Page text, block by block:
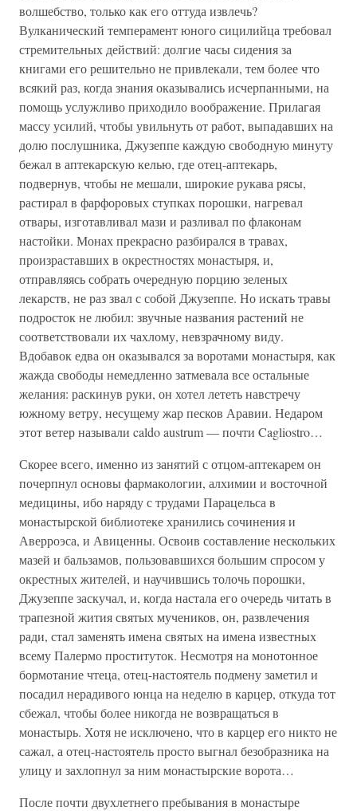
волшебство, только как его оттуда извлечь?
Вулканический темперамент юного сицилийца требовал
стремительных действий: долгие часы сидения за
книгами его решительно не привлекали, тем более что
всякий раз, когда знания оказывались исчерпанными, на
помощь услужливо приходило воображение. Прилагая
массу усилий, чтобы увильнуть от работ, выпадавших на
долю послушника, Джузеппе каждую свободную минуту
бежал в аптекарскую келью, где отец-аптекарь,
подвернув, чтобы не мешали, широкие рукава рясы,
растирал в фарфоровых ступках порошки, нагревал
отвары, изготавливал мази и разливал по флаконам
настойки. Монах прекрасно разбирался в травах,
произраставших в окрестностях монастыря, и,
отправляясь собрать очередную порцию зеленых
лекарств, не раз звал с собой Джузеппе. Но искать травы
подросток не любил: звучные названия растений не
соответствовали их чахлому, невзрачному виду.
Вдобавок едва он оказывался за воротами монастыря, как
жажда свободы немедленно затмевала все остальные
желания: раскинув руки, он хотел лететь навстречу
южному ветру, несущему жар песков Аравии. Недаром
этот ветер называли caldo austrum — почти Cagliostro…
Скорее всего, именно из занятий с отцом-аптекарем он
почерпнул основы фармакологии, алхимии и восточной
медицины, ибо наряду с трудами Парацельса в
монастырской библиотеке хранились сочинения и
Аверроэса, и Авиценны. Освоив составление нескольких
мазей и бальзамов, пользовавшихся большим спросом у
окрестных жителей, и научившись толочь порошки,
Джузеппе заскучал, и, когда настала его очередь читать в
трапезной жития святых мучеников, он, развлечения
ради, стал заменять имена святых на имена известных
всему Палермо проституток. Несмотря на монотонное
бормотание чтеца, отец-настоятель подмену заметил и
посадил нерадивого юнца на неделю в карцер, откуда тот
сбежал, чтобы более никогда не возвращаться в
монастырь. Хотя не исключено, что в карцер его никто не
сажал, а отец-настоятель просто выгнал безобразника на
улицу и захлопнул за ним монастырские ворота…
После почти двухлетнего пребывания в монастыре